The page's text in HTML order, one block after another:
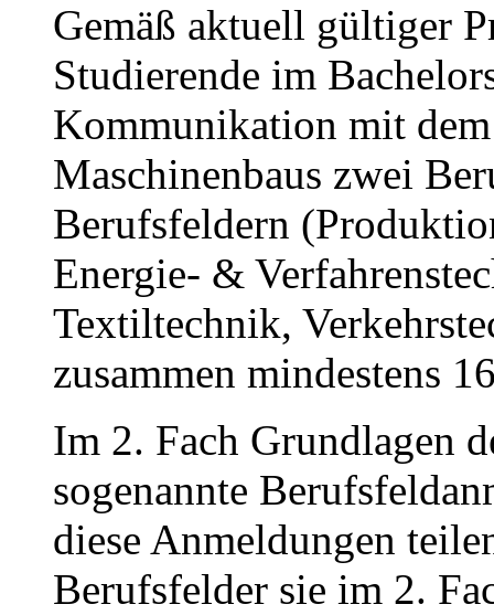
Gemäß aktuell gültiger
Studierende im
Kommunikation mit
Maschinenbaus zwei
Berufsfeldern
Energie- &
Textiltechnik,
zusammen mindestens
Im 2. Fach Grundlagen
sogenannte
diese Anmeldungen
Berufsfelder sie im 2.